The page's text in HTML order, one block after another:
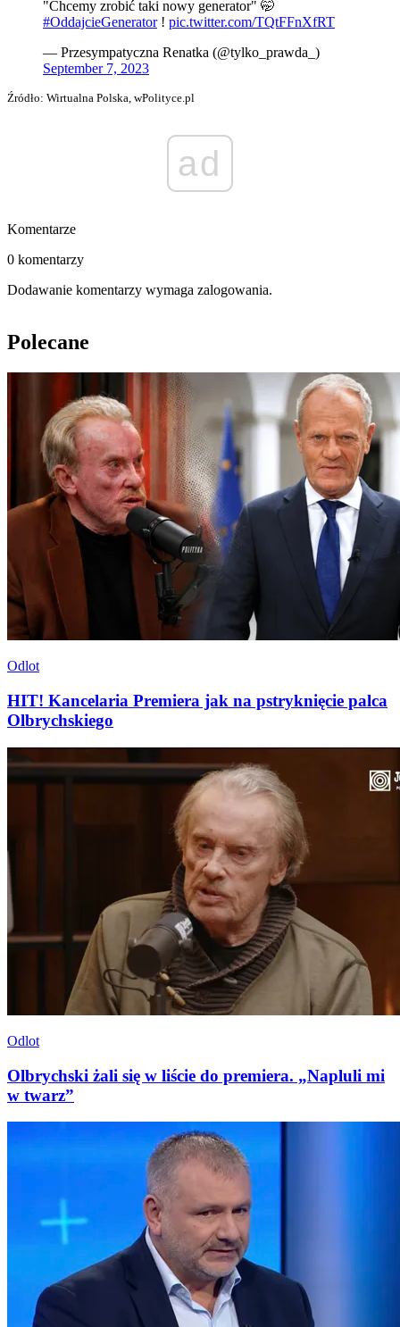
"Chcemy zrobić taki nowy generator" 🤭
#OddajcieGenerator! pic.twitter.com/TQtFFnXfRT
— Przesympatyczna Renatka (@tylko_prawda_)
September 7, 2023
Źródło: Wirtualna Polska, wPolityce.pl
ad
Komentarze
0 komentarzy
Dodawanie komentarzy wymaga zalogowania.
Polecane
Odlot
HIT! Kancelaria Premiera jak na pstryknięcie palca
Olbrychskiego
Odlot
Olbrychski żali się w liście do premiera. „Napluli mi
w twarz”